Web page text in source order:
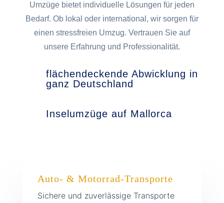
Umzüge bietet individuelle Lösungen für jeden
Bedarf. Ob lokal oder international, wir sorgen für
einen stressfreien Umzug. Vertrauen Sie auf
unsere Erfahrung und Professionalität.
flächendeckende Abwicklung in
ganz Deutschland
Inselumzüge auf Mallorca
Auto- & Motorrad-Transporte
Sichere und zuverlässige Transporte